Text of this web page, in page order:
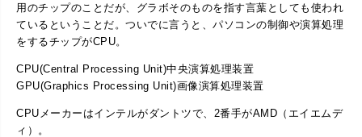
用のチップのことだが、グラボそのものを指す言葉としても使われ
ているということだ。ついでに言うと、パソコンの制御や演算処理
をするチップがCPU。
CPU(Central Processing Unit)中央演算処理装置
GPU(Graphics Processing Unit)画像演算処理装置
CPUメーカーはインテルがダントツで、2番手がAMD（エイエムデ
ィ）。